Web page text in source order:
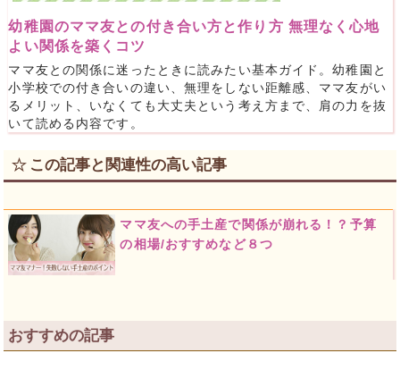
幼稚園のママ友との付き合い方と作り方 無理なく心地
よい関係を築くコツ
ママ友との関係に迷ったときに読みたい基本ガイド。幼稚園と
小学校での付き合いの違い、無理をしない距離感、ママ友がい
るメリット、いなくても大丈夫という考え方まで、肩の力を抜
いて読める内容です。
この記事と関連性の高い記事
ママ友への手土産で関係が崩れる！？予算
の相場/おすすめなど８つ
おすすめの記事